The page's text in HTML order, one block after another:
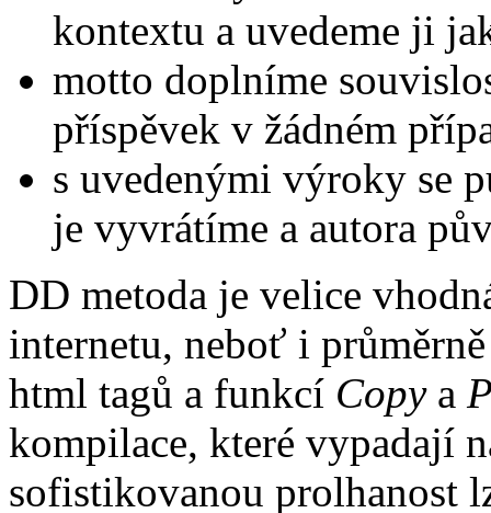
kontextu a uvedeme ji
motto doplníme
příspěvek v žádném
s uvedenými výroky se
je vyvrátíme a autora
DD metoda je velice
internetu, neboť i
html tagů a funkcí Copya
kompilace, které vypadají
sofistikovanou prolhanost